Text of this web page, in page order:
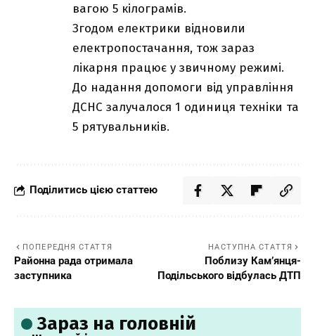
вагою 5 кілограмів.
Згодом електрики відновили
електропостачання, тож зараз
лікарня працює у звичному режимі.
До надання допомоги від управління
ДСНС залучалося 1 одиниця техніки та
5 рятувальників.
Поділитись цією статтею
ПОПЕРЕДНЯ СТАТТЯ
Районна рада отримала
заступника
НАСТУПНА СТАТТЯ
Поблизу Кам’янця-
Подільського відбулась ДТП
Зараз на головній